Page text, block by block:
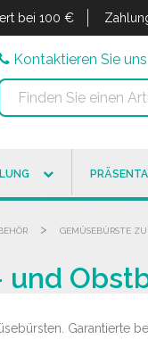
bei 100 €
Kontaktieren Sie
> GEMÜSEBÜRSTE ZU
Garantierte